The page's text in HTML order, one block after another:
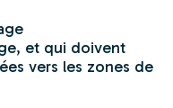
et qui doivent
vers les zones de